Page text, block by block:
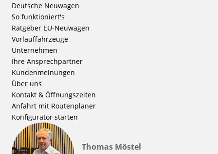
Deutsche Neuwagen
So funktioniert's
Ratgeber EU-Neuwagen
Vorlauffahrzeuge
Unternehmen
Ihre Ansprechpartner
Kundenmeinungen
Über uns
Kontakt & Öffnungszeiten
Anfahrt mit Routenplaner
Konfigurator starten
Thomas Möstel